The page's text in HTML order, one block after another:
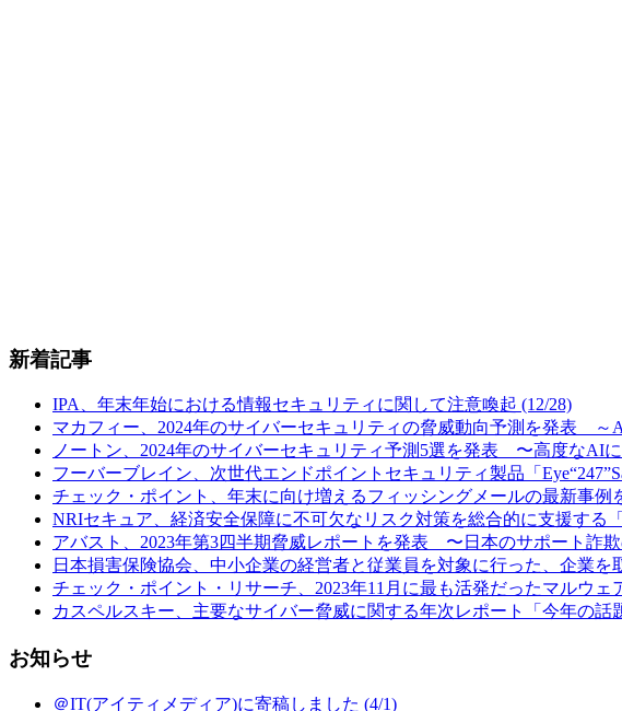
新着記事
IPA、年末年始における情報セキュリティに関して注意喚起 (12/28)
マカフィー、2024年のサイバーセキュリティの脅威動向予測を発表 ～
ノートン、2024年のサイバーセキュリティ予測5選を発表 〜高度なAI
フーバーブレイン、次世代エンドポイントセキュリティ製品「
チェック・ポイント、年末に向け増えるフィッシングメールの最新事例
NRIセキュア、経済安全保障に不可欠なリスク対策を総合的に支援する
アバスト、2023年第3四半期脅威レポートを発表 〜日本のサポート詐
日本損害保険協会、中小企業の経営者と従業員を対象に行った、企業
チェック・ポイント・リサーチ、2023年11月に最も活発だったマルウ
カスペルスキー、主要なサイバー脅威に関する年次レポート「今年の
お知らせ
＠IT(アイティメディア)に寄稿しました (4/1)